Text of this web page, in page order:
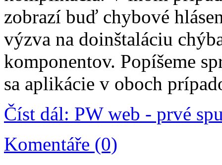
zobrazí buď chybové
výzva na doinštaláciu
komponentov. Popíšeme
sa aplikácie v oboch
Číst dál: PW web - prvé
Komentáře (0)